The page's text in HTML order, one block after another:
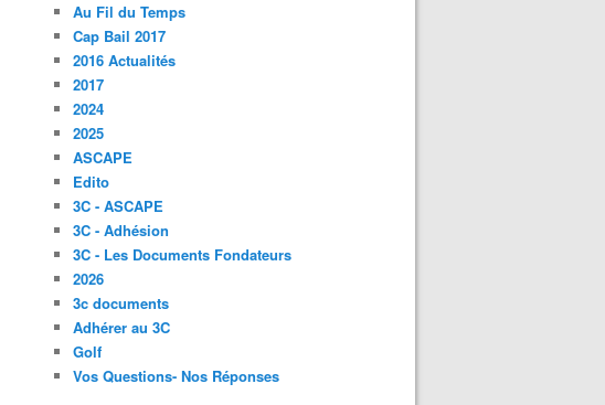
Au Fil du Temps
Cap Bail 2017
2016 Actualités
2017
2024
2025
ASCAPE
Edito
3C - ASCAPE
3C - Adhésion
3C - Les Documents Fondateurs
2026
3c documents
Adhérer au 3C
Golf
Vos Questions- Nos Réponses